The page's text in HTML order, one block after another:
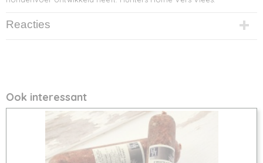
Reacties
Ook interessant